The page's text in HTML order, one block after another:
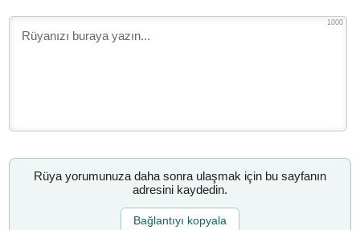
1000
Rüya yorumunuza daha sonra ulaşmak için bu sayfanın
adresini kaydedin.
Bağlantıyı kopyala